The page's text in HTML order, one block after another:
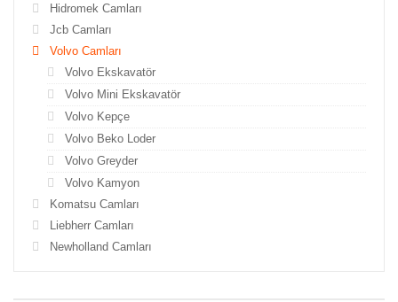
Hidromek Camları
Jcb Camları
Volvo Camları
Volvo Ekskavatör
Volvo Mini Ekskavatör
Volvo Kepçe
Volvo Beko Loder
Volvo Greyder
Volvo Kamyon
Komatsu Camları
Liebherr Camları
Newholland Camları